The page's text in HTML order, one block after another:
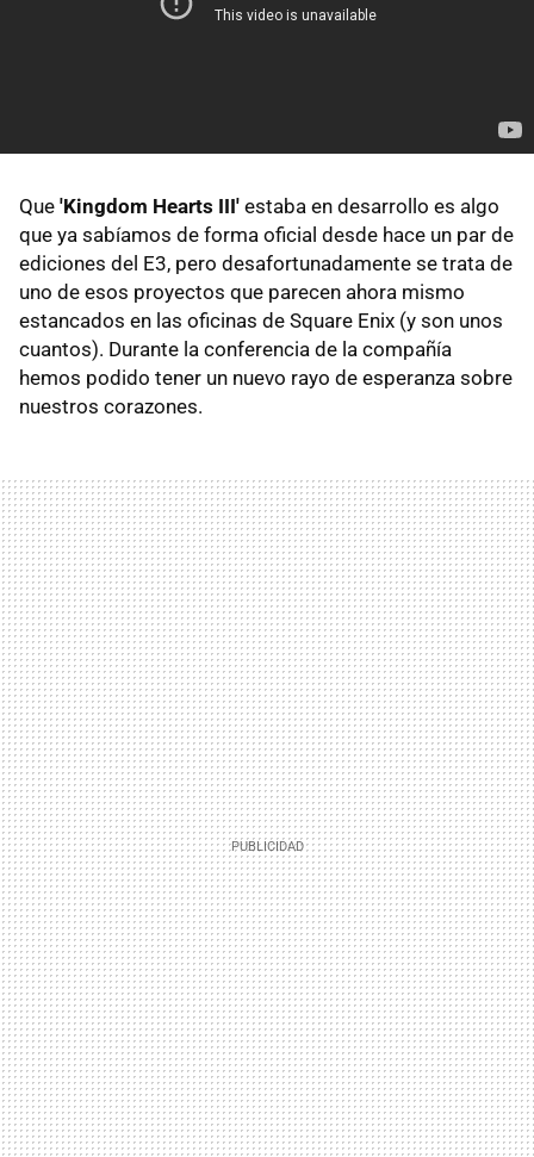
Que 'Kingdom Hearts III' estaba en desarrollo es algo
que ya sabíamos de forma oficial desde hace un par de
ediciones del E3, pero desafortunadamente se trata de
uno de esos proyectos que parecen ahora mismo
estancados en las oficinas de Square Enix (y son unos
cuantos). Durante la conferencia de la compañía
hemos podido tener un nuevo rayo de esperanza sobre
nuestros corazones.